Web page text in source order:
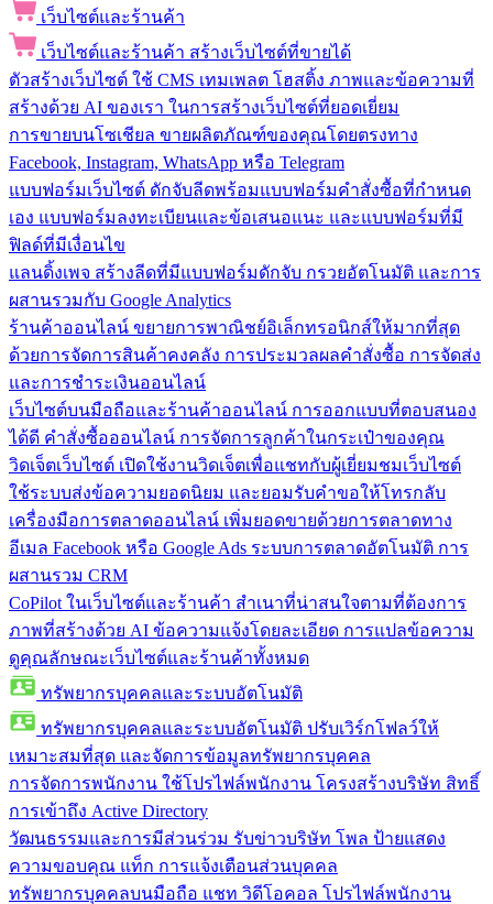
เว็บไซต์และร้านค้า
เว็บไซต์และร้านค้า สร้างเว็บไซต์ที่ขายได้
ตัวสร้างเว็บไซต์ ใช้ CMS เทมเพลต โฮสติ้ง ภาพและข้อความที่
สร้างด้วย AI ของเรา ในการสร้างเว็บไซต์ที่ยอดเยี่ยม
การขายบนโซเชียล ขายผลิตภัณฑ์ของคุณโดยตรงทาง
Facebook, Instagram, WhatsApp หรือ Telegram
แบบฟอร์มเว็บไซต์ ดักจับลีดพร้อมแบบฟอร์มคำสั่งซื้อที่กำหนด
เอง แบบฟอร์มลงทะเบียนและข้อเสนอแนะ และแบบฟอร์มที่มี
ฟิลด์ที่มีเงื่อนไข
แลนดิ้งเพจ สร้างลีดที่มีแบบฟอร์มดักจับ กรวยอัตโนมัติ และการ
ผสานรวมกับ Google Analytics
ร้านค้าออนไลน์ ขยายการพาณิชย์อิเล็กทรอนิกส์ให้มากที่สุด
ด้วยการจัดการสินค้าคงคลัง การประมวลผลคำสั่งซื้อ การจัดส่ง
และการชำระเงินออนไลน์
เว็บไซต์บนมือถือและร้านค้าออนไลน์ การออกแบบที่ตอบสนอง
ได้ดี คำสั่งซื้อออนไลน์ การจัดการลูกค้าในกระเป๋าของคุณ
วิดเจ็ตเว็บไซต์ เปิดใช้งานวิดเจ็ตเพื่อแชทกับผู้เยี่ยมชมเว็บไซต์
ใช้ระบบส่งข้อความยอดนิยม และยอมรับคำขอให้โทรกลับ
เครื่องมือการตลาดออนไลน์ เพิ่มยอดขายด้วยการตลาดทาง
อีเมล Facebook หรือ Google Ads ระบบการตลาดอัตโนมัติ การ
ผสานรวม CRM
CoPilot ในเว็บไซต์และร้านค้า สำเนาที่น่าสนใจตามที่ต้องการ
ภาพที่สร้างด้วย AI ข้อความแจ้งโดยละเอียด การแปลข้อความ
ดูคุณลักษณะเว็บไซต์และร้านค้าทั้งหมด
ทรัพยากรบุคคลและระบบอัตโนมัติ
ทรัพยากรบุคคลและระบบอัตโนมัติ ปรับเวิร์กโฟลว์ให้
เหมาะสมที่สุด และจัดการข้อมูลทรัพยากรบุคคล
การจัดการพนักงาน ใช้โปรไฟล์พนักงาน โครงสร้างบริษัท สิทธิ์
การเข้าถึง Active Directory
วัฒนธรรมและการมีส่วนร่วม รับข่าวบริษัท โพล ป้ายแสดง
ความขอบคุณ แท็ก การแจ้งเตือนส่วนบุคคล
ทรัพยากรบุคคลบนมือถือ แชท วิดีโอคอล โปรไฟล์พนักงาน